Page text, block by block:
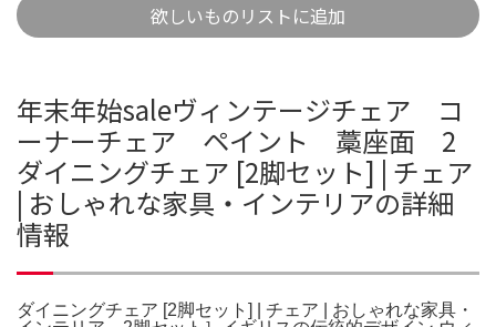
欲しいものリストに追加
年末年始saleヴィンテージチェア コ
ーナーチェア ペイント 藁座面 2
ダイニングチェア [2脚セット] | チェア
| おしゃれな家具・インテリアの詳細
情報
ダイニングチェア [2脚セット] | チェア | おしゃれな家具・